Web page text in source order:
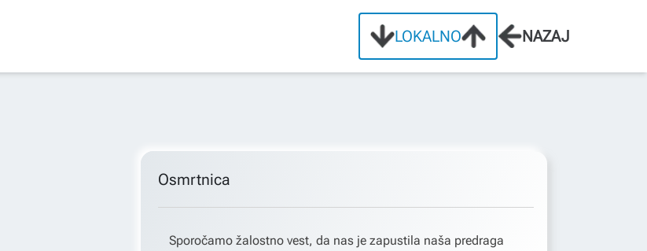
LOKALNO NAZAJ
Osmrtnica
Sporočamo žalostno vest, da nas je zapustila naša predraga